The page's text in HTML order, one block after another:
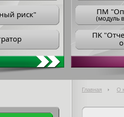
риск"
ПM
(модуль
ПK
Главная О